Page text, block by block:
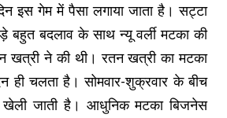
इस गेम में पैसा लगाया जाता है। सट्टा
बहुत बदलाव के साथ न्यू वर्ली मटका की
ने की थी। रतन खत्री का मटका
ही चलता है। सोमवार-शुक्रवार के बीच
खेली जाती है। आधुनिक मटका बिजनेस